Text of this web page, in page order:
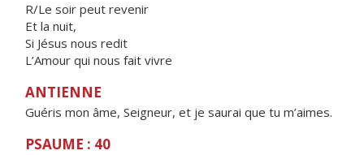
R/Le soir peut revenir
Et la nuit,
Si Jésus nous redit
L’Amour qui nous fait vivre
ANTIENNE
Guéris mon âme, Seigneur, et je saurai que tu m’aimes.
PSAUME : 40